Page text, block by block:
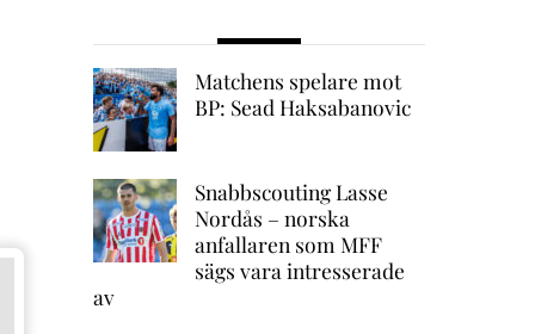
Matchens spelare mot
BP: Sead Haksabanovic
Snabbscouting Lasse
Nordås – norska
anfallaren som MFF
sägs vara intresserade
av